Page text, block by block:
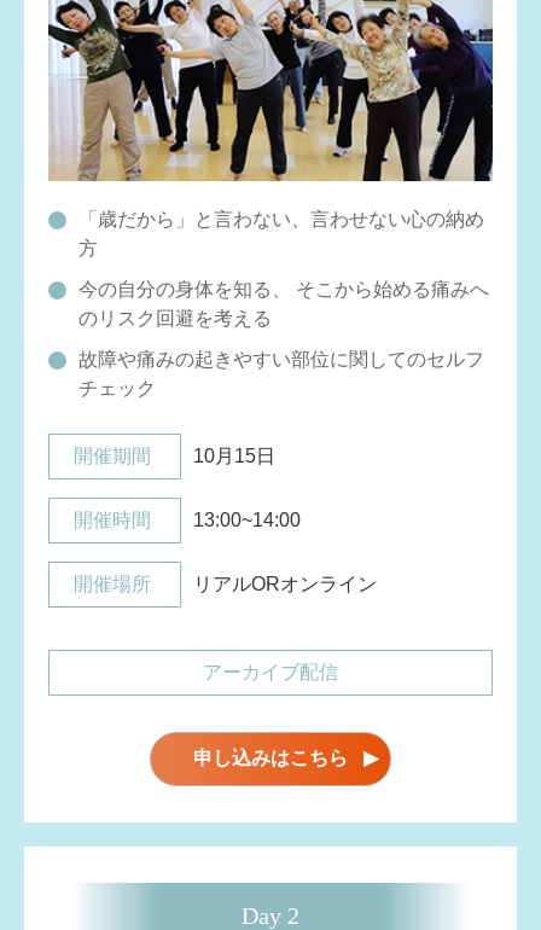
「歳だから」と言わない、言わせない心の納め
方
今の自分の身体を知る、 そこから始める痛みへ
のリスク回避を考える
故障や痛みの起きやすい部位に関してのセルフ
チェック
開催期間 10月15日
開催時間 13:00~14:00
開催場所 リアルORオンライン
アーカイブ配信
申し込みはこちら ▶
Day 2